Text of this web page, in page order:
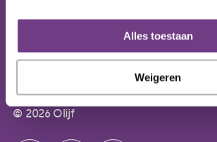
Alles toestaan
Weigeren
Secretariaat: 088 00 297 29
olijf@olijf.nl
Lotgenotencontact: 020 303 92 92
Lotgenotencontact WhatsApp 020
© 2026 Olijf